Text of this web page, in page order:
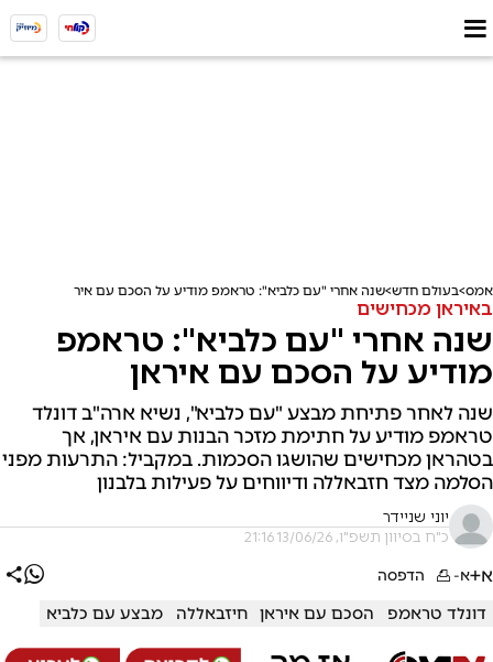
אמס בעולם חדש שנה אחרי "עם כלביא": טראמפ מודיע על הסכם עם איראן
באיראן מכחישים
שנה אחרי "עם כלביא": טראמפ
מודיע על הסכם עם איראן
שנה לאחר פתיחת מבצע "עם כלביא", נשיא ארה"ב דונלד
טראמפ מודיע על חתימת מזכר הבנות עם איראן, אך
בטהראן מכחישים שהושגו הסכמות. במקביל: התרעות מפני
הסלמה מצד חזבאללה ודיווחים על פעילות בלבנון
יוני שניידר
כ"ח בסיוון תשפ"ו, 13/06/26 21:16
א+א- הדפסה
דונלד טראמפ הסכם עם איראן חיזבאללה מבצע עם כלביא